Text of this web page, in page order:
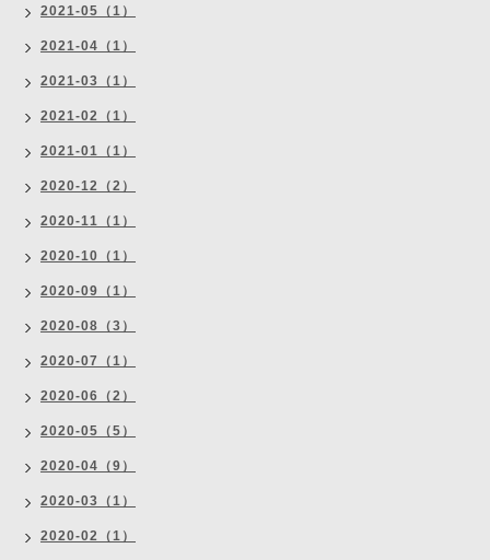
2021-05（1）
2021-04（1）
2021-03（1）
2021-02（1）
2021-01（1）
2020-12（2）
2020-11（1）
2020-10（1）
2020-09（1）
2020-08（3）
2020-07（1）
2020-06（2）
2020-05（5）
2020-04（9）
2020-03（1）
2020-02（1）